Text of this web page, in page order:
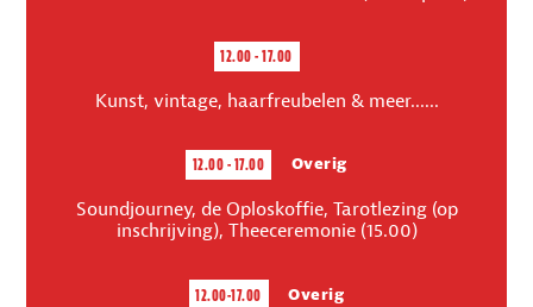
12.00 - 17.00
Kunst, vintage, haarfreubelen & meer......
12.00 - 17.00 Overig
Soundjourney, de Oploskoffie, Tarotlezing (op
inschrijving), Theeceremonie (15.00)
12.00-17.00 Overig